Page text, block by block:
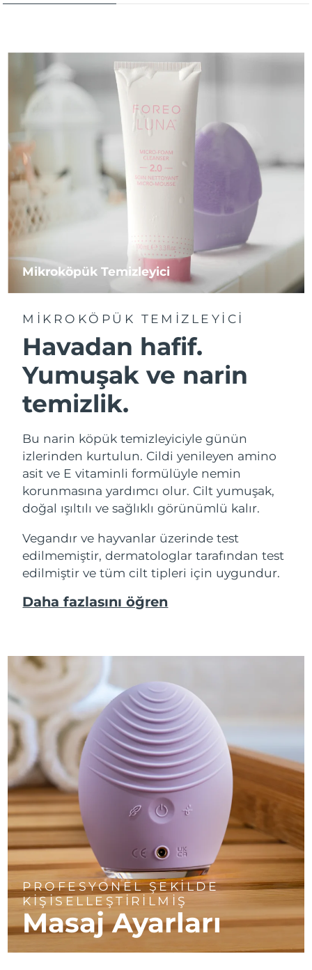
Mikroköpük Temizleyici
MIKROKÖPÜK TEMIZLEYICI
Havadan hafif.
Yumuşak ve narin
temizlik.
Bu narin köpük temizleyiciyle günün
izlerinden kurtulun. Cildi yenileyen amino
asit ve E vitaminli formülüyle nemin
korunmasına yardımcı olur. Cilt yumuşak,
doğal ışıltılı ve sağlıklı görünümlü kalır.
Vegandır ve hayvanlar üzerinde test
edilmemiştir, dermatologlar tarafından test
edilmiştir ve tüm cilt tipleri için uygundur.
Daha fazlasını öğren
PROFESYONEL ŞEKİLDE
KİŞİSELLEŞTİRİLMİŞ
Masaj Ayarları